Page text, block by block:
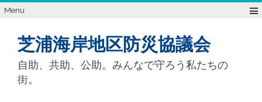
Menu
芝浦海岸地区防災協議会
自助、共助、公助。みんなで守ろう私たちの
街。